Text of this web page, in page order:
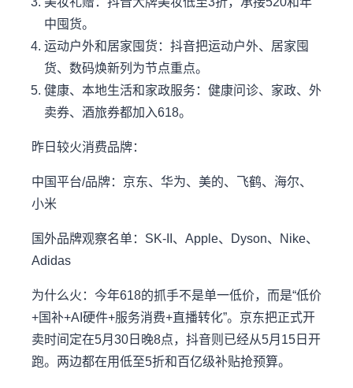
中囤货。
运动户外和居家囤货：抖音把运动户外、居家囤
货、数码焕新列为节点重点。
健康、本地生活和家政服务：健康问诊、家政、外
卖券、酒旅券都加入618。
昨日较火消费品牌：
中国平台/品牌：京东、华为、美的、飞鹤、海尔、
小米
国外品牌观察名单：SK-II、Apple、Dyson、Nike、
Adidas
为什么火：今年618的抓手不是单一低价，而是“低价
+国补+AI硬件+服务消费+直播转化”。京东把正式开
卖时间定在5月30日晚8点，抖音则已经从5月15日开
跑。两边都在用低至5折和百亿级补贴抢预算。